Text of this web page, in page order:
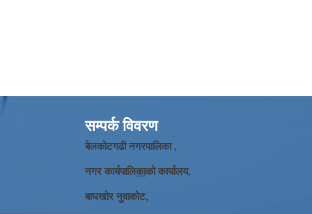
सम्पर्क विवरण
बेलकोटगढी नगरपालिका ,
नगर कार्यपालिकाको कार्यालय,
बाघखोर नुवाकोट,